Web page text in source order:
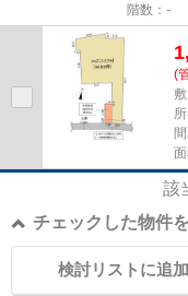
階数：-
(
該
チェックした物件
検討リストに追加